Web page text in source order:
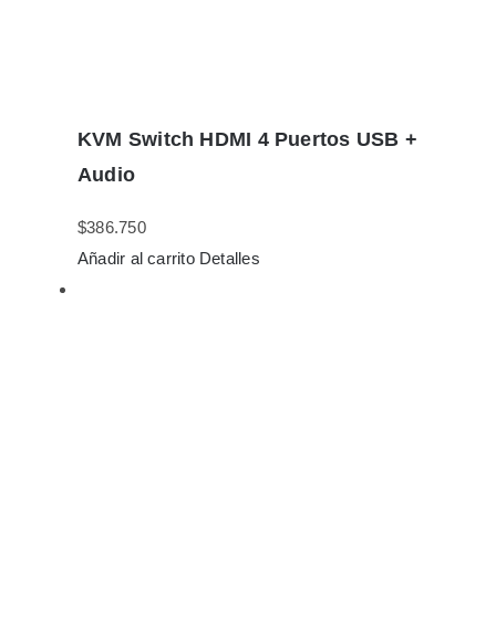
KVM Switch HDMI 4 Puertos USB +
Audio
$386.750
Añadir al carrito Detalles